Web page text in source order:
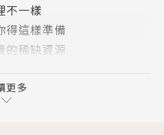
付費用戶的
堂的創始人，
手，從而理順生活，提早
不一樣
這樣準備
稀缺資源
你人生最重要的事
實現
更多